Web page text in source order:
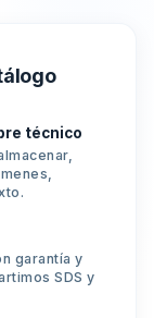
técnico
garantía y
SDS y